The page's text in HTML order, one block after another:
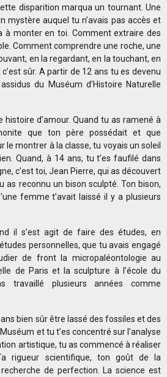
disparition marqua un tournant. Une
mystère auquel tu n’avais pas accès et
à monter en toi. Comment extraire des
Comment comprendre une roche, une
en la regardant, en la touchant, en
sûr. A partir de 12 ans tu es devenu
du Muséum d’Histoire Naturelle
histoire d’amour. Quand tu as ramené à
que ton père possédait et que
le montrer à la classe, tu voyais un soleil
Quand, à 14 ans, tu t’es faufilé dans
c’est toi, Jean Pierre, qui as découvert
as reconnu un bison sculpté. Ton bison,
femme t’avait laissé il y a plusieurs
il s’est agit de faire des études, en
personnelles, que tu avais engagé
de front la micropaléontologie au
de Paris et la sculpture à l’école du
travaillé plusieurs années comme
bien sûr être lassé des fossiles et des
et tu t’es concentré sur l’analyse
artistique, tu as commencé à réaliser
rigueur scientifique, ton goût de la
de perfection. La science est